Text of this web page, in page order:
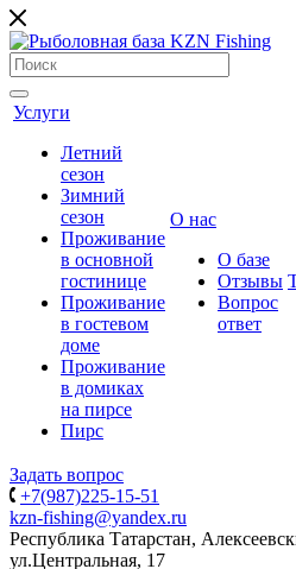
Услуги
Летний
сезон
Зимний
сезон
Проживание
в основной
гостинице
Проживание
в гостевом
доме
Проживание
в домиках
на пирсе
Пирс
О нас
О базе
Отзывы
Вопрос
ответ
Задать вопрос
+7(987)225-15-51
kzn-fishing@yandex.ru
Республика Татарстан,
ул.Центральная, 17